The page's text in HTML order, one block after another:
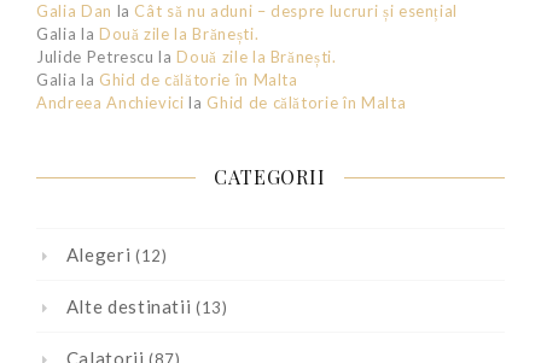
Galia Dan la Cât să nu aduni – despre lucruri și esențial
Galia la Două zile la Brănești.
Julide Petrescu la Două zile la Brănești.
Galia la Ghid de călătorie în Malta
Andreea Anchievici la Ghid de călătorie în Malta
CATEGORII
Alegeri (12)
Alte destinatii (13)
Calatorii